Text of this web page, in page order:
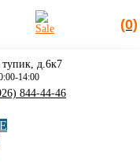
(0)
д.6к7
14:00
844-44-46